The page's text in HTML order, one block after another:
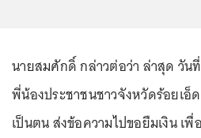
นายสมศักดิ์ กล่าวต่อว่า ล่าสุด วัน
พี่น้องประชาชนชาวจังหวัดร้อยเ
เป็นตน ส่งข้อความไปขอยืมเงิน เ